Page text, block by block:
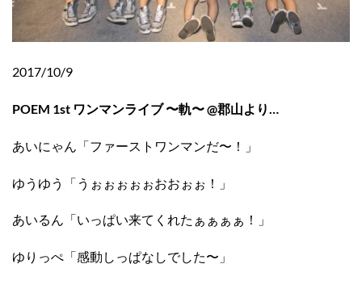
2017/10/9
POEM 1st ワンマンライブ 〜軌〜 @郡山より…
あいにゃん「ファーストワンマンだ〜！」
ゆうゆう「うぉぉぉぉぉおおぉぉ！」
あいるん「いっぱい来てくれたぁぁぁぁ！」
ゆりっぺ「感動しっぱなしでした〜」